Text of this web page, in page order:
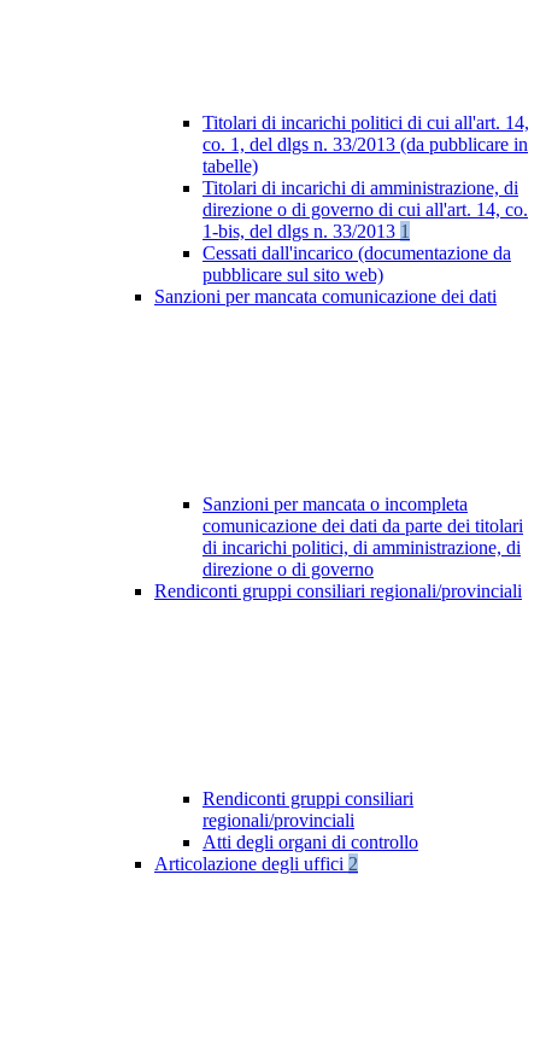
Titolari di incarichi politici di cui all'art. 14,
co. 1, del dlgs n. 33/2013 (da pubblicare in
tabelle)
Titolari di incarichi di amministrazione, di
direzione o di governo di cui all'art. 14, co.
1-bis, del dlgs n. 33/2013 1
Cessati dall'incarico (documentazione da
pubblicare sul sito web)
Sanzioni per mancata comunicazione dei dati
Sanzioni per mancata o incompleta
comunicazione dei dati da parte dei titolari
di incarichi politici, di amministrazione, di
direzione o di governo
Rendiconti gruppi consiliari regionali/provinciali
Rendiconti gruppi consiliari
regionali/provinciali
Atti degli organi di controllo
Articolazione degli uffici 2